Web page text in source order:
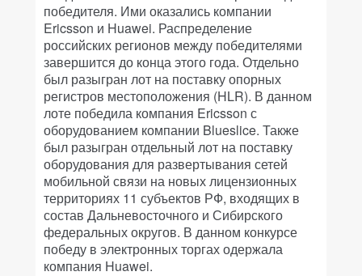
победителя. Ими оказались компании
Ericsson и Huawei. Распределение
российских регионов между победителями
завершится до конца этого года. Отдельно
был разыгран лот на поставку опорных
регистров местоположения (HLR). В данном
лоте победила компания Ericsson с
оборудованием компании Blueslice. Также
был разыгран отдельный лот на поставку
оборудования для развертывания сетей
мобильной связи на новых лицензионных
территориях 11 субъектов РФ, входящих в
состав Дальневосточного и Сибирского
федеральных округов. В данном конкурсе
победу в электронных торгах одержала
компания Huawei.